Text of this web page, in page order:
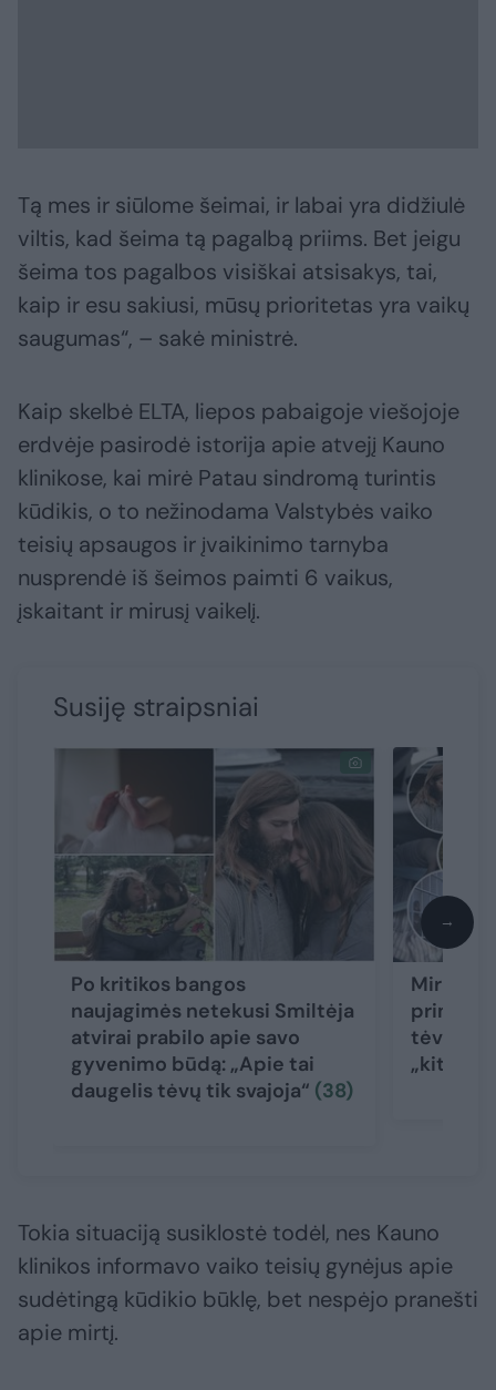
Tą mes ir siūlome šeimai, ir labai yra didžiulė
viltis, kad šeima tą pagalbą priims. Bet jeigu
šeima tos pagalbos visiškai atsisakys, tai,
kaip ir esu sakiusi, mūsų prioritetas yra vaikų
saugumas“, – sakė ministrė.
Kaip skelbė ELTA, liepos pabaigoje viešojoje
erdvėje pasirodė istorija apie atvejį Kauno
klinikose, kai mirė Patau sindromą turintis
kūdikis, o to nežinodama Valstybės vaiko
teisių apsaugos ir įvaikinimo tarnyba
nusprendė iš šeimos paimti 6 vaikus,
įskaitant ir mirusį vaikelį.
Susiję straipsniai
Po kritikos bangos
naujagimės netekusi Smiltėja
atvirai prabilo apie savo
gyvenimo būdą: „Apie tai
daugelis tėvų tik svajoja“ (38)
Mirusio
priminė
tėvų
„kitokį“
→
Tokia situaciją susiklostė todėl, nes Kauno
klinikos informavo vaiko teisių gynėjus apie
sudėtingą kūdikio būklę, bet nespėjo pranešti
apie mirtį.